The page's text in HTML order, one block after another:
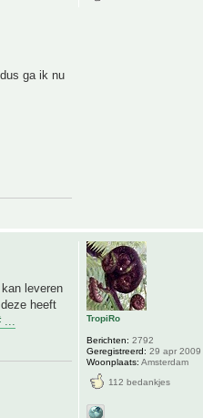
ga ik nu
leveren
heeft
TropiRo
Berichten: 2792
Geregistreerd: 29 apr 2009
Woonplaats: Amsterdam
112 bedankjes